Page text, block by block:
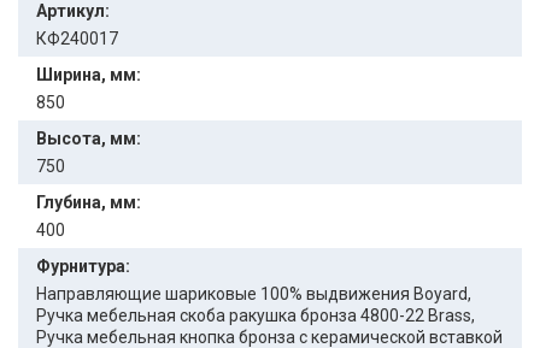
Артикул:
КФ240017
Ширина, мм:
850
Высота, мм:
750
Глубина, мм:
400
Фурнитура:
Направляющие шариковые 100% выдвижения Boyard,
Ручка мебельная скоба ракушка бронза 4800-22 Brass,
Ручка мебельная кнопка бронза с керамической вставкой